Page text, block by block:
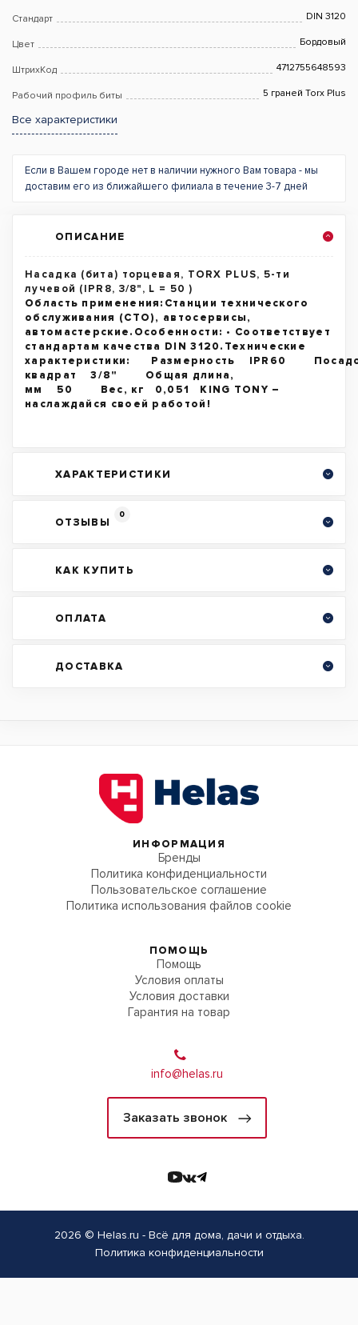
Стандарт DIN 3120
Цвет Бордовый
ШтрихКод 4712755648593
Рабочий профиль биты 5 граней Torx Plus
Все характеристики
Если в Вашем городе нет в наличии нужного Вам товара - мы
доставим его из ближайшего филиала в течение 3-7 дней
ОПИСАНИЕ
Насадка (бита) торцевая, TORX PLUS, 5-ти
лучевой (IPR8, 3/8", L = 50 )
Область применения:Станции технического
обслуживания (СТО), автосервисы,
автомастерские.Особенности: • Соответствует
стандартам качества DIN 3120.Технические
характеристики: Размерность IPR60
квадрат 3/8" Общая длина,
мм 50 Вес, кг 0,051 KING TONY –
наслаждайся своей работой!
ХАРАКТЕРИСТИКИ
ОТЗЫВЫ
0
КАК КУПИТЬ
ОПЛАТА
ДОСТАВКА
ИНФОРМАЦИЯ
Бренды
Политика конфиденциальности
Пользовательское соглашение
Политика использования файлов cookie
ПОМОЩЬ
Помощь
Условия оплаты
Условия доставки
Гарантия на товар
info@helas.ru
Заказать звонок
2026 © Helas.ru - Всё для дома, дачи и отдыха.
Политика конфиденциальности